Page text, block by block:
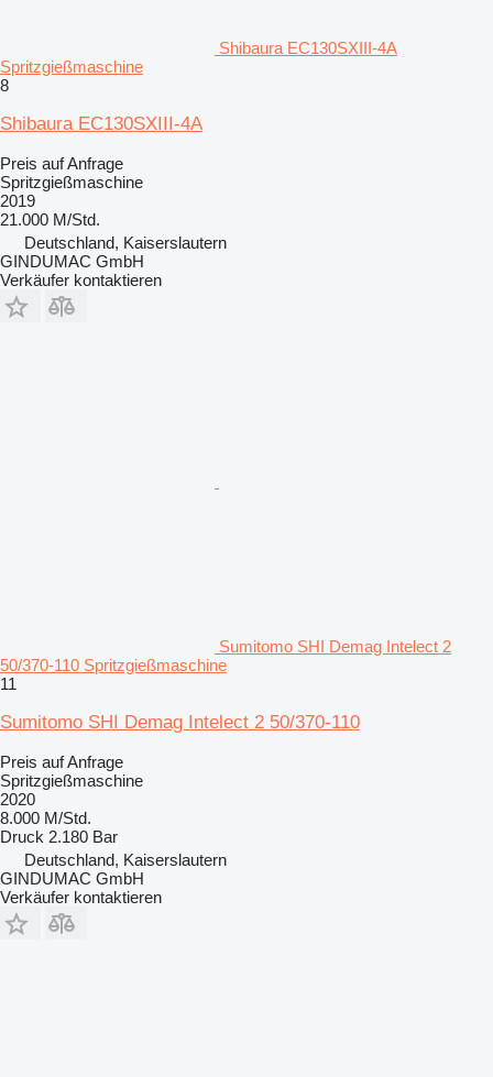
Shibaura EC130SXIII-4A
Spritzgießmaschine
8
Shibaura EC130SXIII-4A
Preis auf Anfrage
Spritzgießmaschine
2019
21.000 M/Std.
Deutschland, Kaiserslautern
GINDUMAC GmbH
Verkäufer kontaktieren
Sumitomo SHI Demag Intelect 2
50/370-110 Spritzgießmaschine
11
Sumitomo SHI Demag Intelect 2 50/370-110
Preis auf Anfrage
Spritzgießmaschine
2020
8.000 M/Std.
Druck 2.180 Bar
Deutschland, Kaiserslautern
GINDUMAC GmbH
Verkäufer kontaktieren